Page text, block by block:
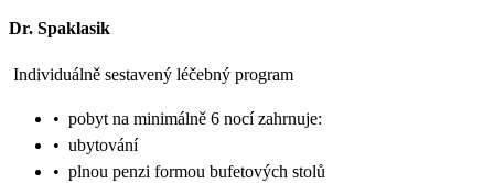
Dr. Spaklasik
Individuálně sestavený léčebný program
• pobyt na minimálně 6 nocí zahrnuje:
• ubytování
• plnou penzi formou bufetových stolů